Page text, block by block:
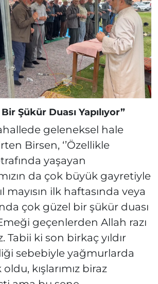
Şükür Duası Yapılıyor”
geleneksel hale
Birsen, ‘’Özellikle
yaşayan
da çok büyük gayretiyle
mayısın ilk haftasında veya
çok güzel bir şükür duası
geçenlerden Allah razı
Tabii ki son birkaç yıldır
sebebiyle yağmurlarda
kışlarımız biraz